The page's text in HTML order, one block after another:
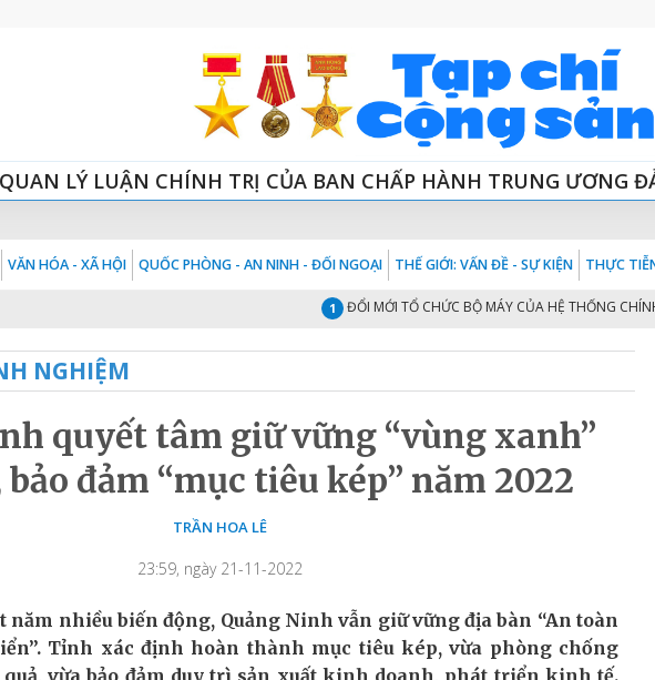
LÝ LUẬN CHÍNH TRỊ CỦA BAN CHẤP HÀNH TRUNG ƯƠNG
VĂN HÓA - XÃ HỘI QUỐC PHÒNG - AN NINH - ĐỐI NGOẠI THẾ GIỚI: VẤN ĐỀ - SỰ KIỆN THỰC
ĐỔI MỚI TỔ CHỨC BỘ MÁY CỦA HỆ THỐNG CHÍNH
NGHIỆM
quyết tâm giữ vững “vùng xanh”
đảm “mục tiêu kép” năm 2022
TRẦN HOA LÊ
23:59, ngày 21-11-2022
năm nhiều biến động, Quảng Ninh vẫn giữ vững địa bàn “An toàn
Tỉnh xác định hoàn thành mục tiêu kép, vừa phòng chống
quả, vừa bảo đảm duy trì sản xuất kinh doanh, phát triển kinh tế.